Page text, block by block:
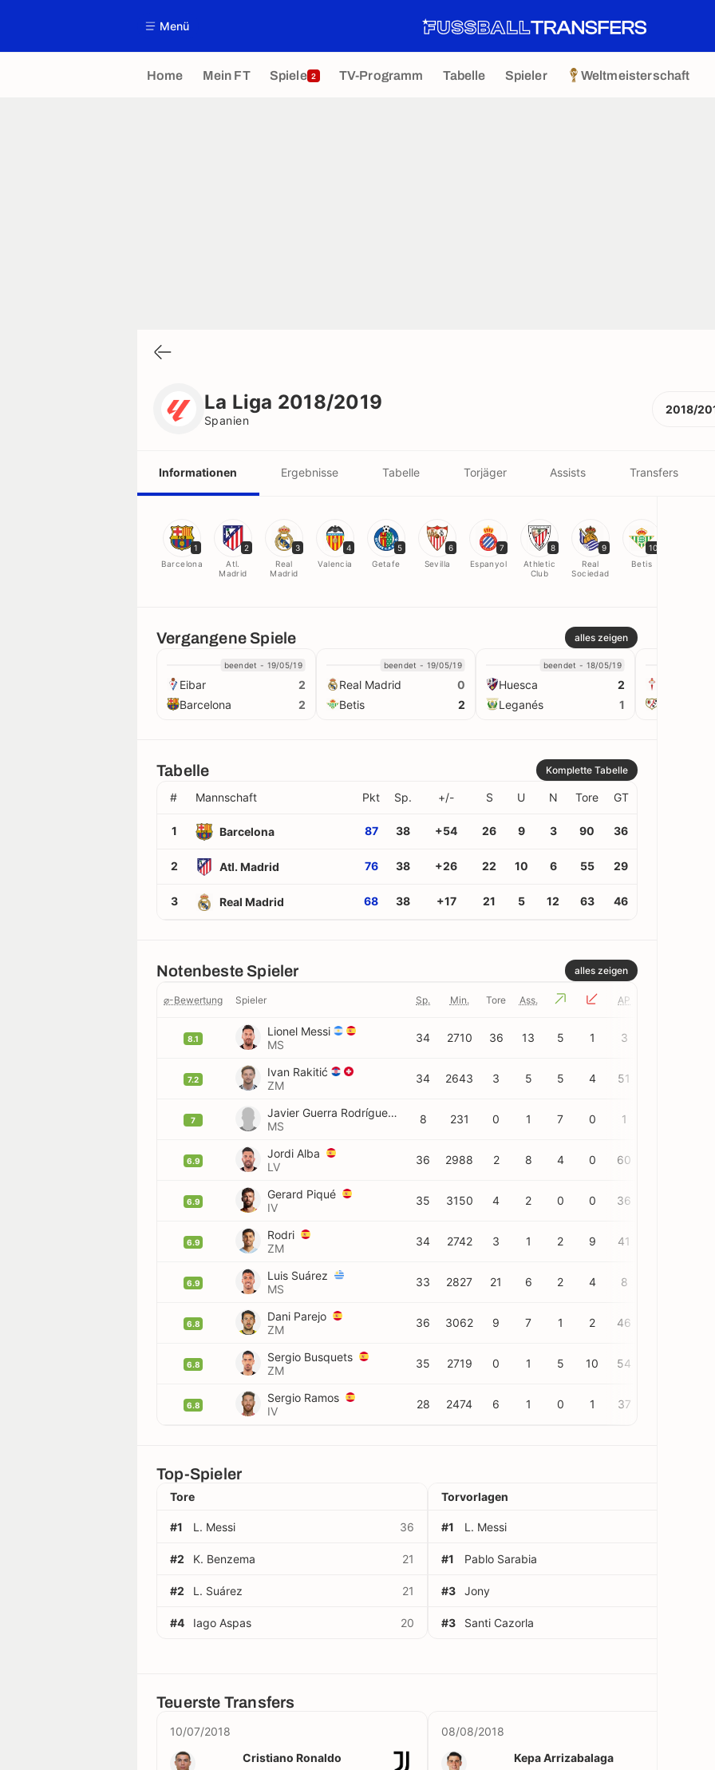
Menü
Home Mein FT Spiele 2 TV-Programm Tabelle Spieler Weltmeisterschaft
La Liga 2018/2019
Spanien
2018/
Informationen Ergebnisse Tabelle Torjäger Assists Transfers
Spieler
Rekorde
trikots
1
Barcelona
2
Atl.
Madrid
3
Real
Madrid
4
Valencia
5
Getafe
6
Sevilla
7
Espanyol
8
Athletic
Club
9
Real
Sociedad
10
Betis
Vergangene Spiele alles zeigen
beendet - 19/05/19
Eibar
2
Barcelona
2
beendet - 19/05/19
Real Madrid
0
Betis
2
beendet - 18/05/19
Huesca
2
Leganés
1
Tabelle Komplette Tabelle
# Mannschaft Pkt Sp. +/- S U N Tore GT
1 Barcelona 87 38 +54 26 9 3 90 36
2 Atl. Madrid 76 38 +26 22 10 6 55 29
3 Real Madrid 68 38 +17 21 5 12 63 46
Notenbeste Spieler alles zeigen
⌀-Bewertung Spieler Sp. Min. Tore Ass. AP
8.1
Lionel Messi
MS
34 2710 36 13 5 1 3
7.2
Ivan Rakitić
ZM
34 2643 3 5 5 4 51
7
Javier Guerra Rodríguez
MS
8 231 0 1 7 0 1
6.9
Jordi Alba
LV
36 2988 2 8 4 0 60
6.9
Gerard Piqué
IV
35 3150 4 2 0 0 36
6.9
Rodri
ZM
34 2742 3 1 2 9 41
6.9
Luis Suárez
MS
33 2827 21 6 2 4 8
6.8
Dani Parejo
ZM
36 3062 9 7 1 2 46
6.8
Sergio Busquets
ZM
35 2719 0 1 5 10 54
6.8
Sergio Ramos
IV
28 2474 6 1 0 1 37
Top-Spieler
Tore
#1 L. Messi 36
#2 K. Benzema 21
#2 L. Suárez 21
#4 Iago Aspas 20
Torvorlagen
#1 L. Messi
#1 Pablo Sarabia
#3 Jony
#3 Santi Cazorla
Teuerste Transfers
10/07/2018
Cristiano Ronaldo
08/08/2018
Kepa Arrizabalaga